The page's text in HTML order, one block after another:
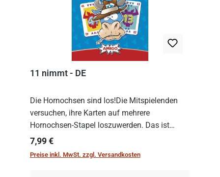
11 nimmt - DE
Die Hornochsen sind los!Die Mitspielenden
versuchen, ihre Karten auf mehrere
Hornochsen-Stapel loszuwerden. Das ist
kniffliger als gedacht, denn die Differenz
zwischen ausgespielter Karte und der
Regulärer Preis:
7,99 €
Preise inkl. MwSt. zzgl. Versandkosten